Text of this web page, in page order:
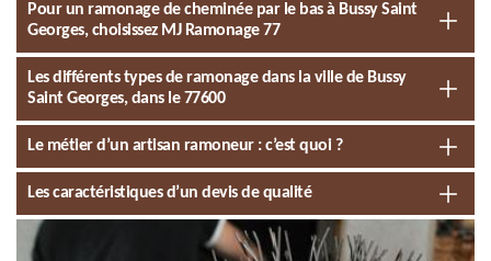
Pour un ramonage de cheminée par le bas à Bussy Saint
Georges, choisissez MJ Ramonage 77
Les différents types de ramonage dans la ville de Bussy
Saint Georges, dans le 77600
Le métier d’un artisan ramoneur : c’est quoi ?
Les caractéristiques d’un devis de qualité